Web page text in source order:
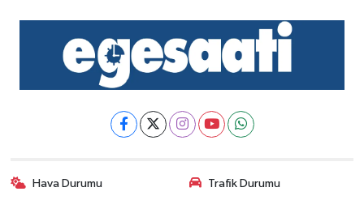
Hava Durumu Trafik Durumu